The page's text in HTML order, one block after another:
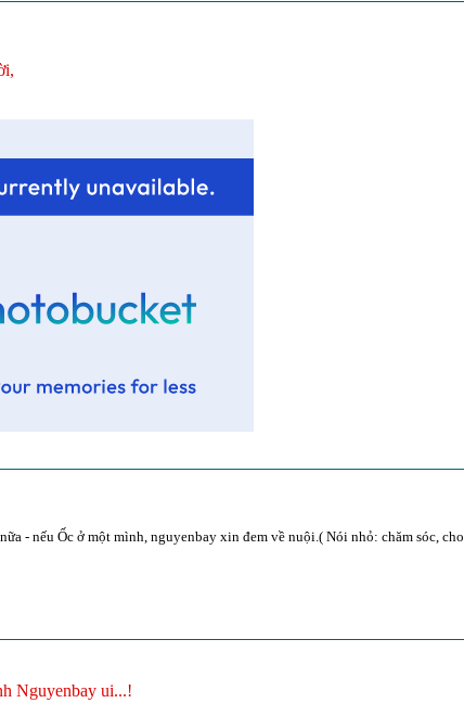
- nếu Ốc ở một mình, nguyenbay xin đem về nuội.( Nói nhỏ: chăm sóc, cho
Nguyenbay ui...!